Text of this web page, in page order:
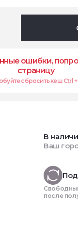
ошибки,
страницу
сбросить кеш Ctrl +
В
Ваш
после